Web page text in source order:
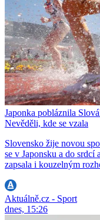
Japonka pobláznila
Nevěděli, kde se vzala
Slovensko žije novou
se v Japonsku a do srdcí
zapsala i kouzelným
Aktuálně.cz - Sport
dnes, 15:26